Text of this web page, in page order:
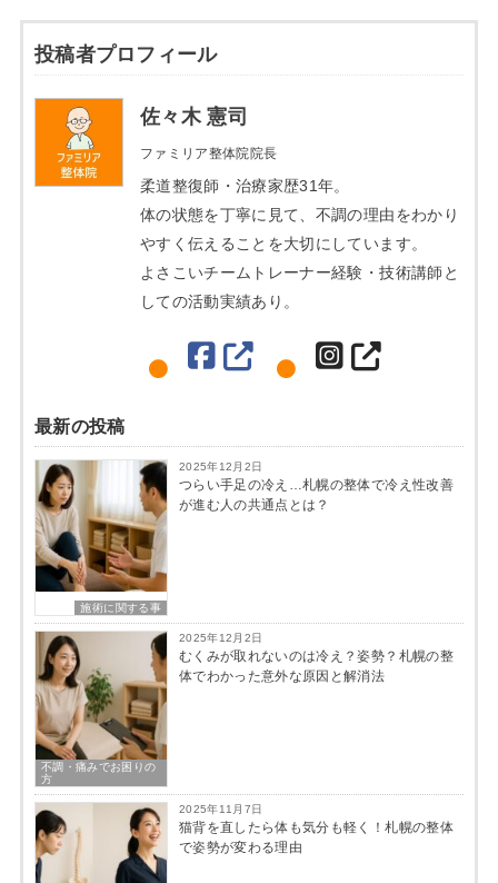
投稿者プロフィール
佐々木 憲司
ファミリア整体院院長
柔道整復師・治療家歴31年。
体の状態を丁寧に見て、不調の理由をわかり
やすく伝えることを大切にしています。
よさこいチームトレーナー経験・技術講師と
しての活動実績あり。
最新の投稿
施術に関する事
2025年12月2日
つらい手足の冷え…札幌の整体で冷え性改善
が進む人の共通点とは？
不調・痛みでお困りの
方
2025年12月2日
むくみが取れないのは冷え？姿勢？札幌の整
体でわかった意外な原因と解消法
2025年11月7日
猫背を直したら体も気分も軽く！札幌の整体
で姿勢が変わる理由